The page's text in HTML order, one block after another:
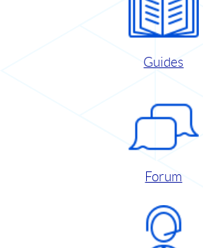
Guides
Forum